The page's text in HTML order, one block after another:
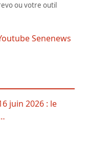
ou votre outil
juin 2026 : le